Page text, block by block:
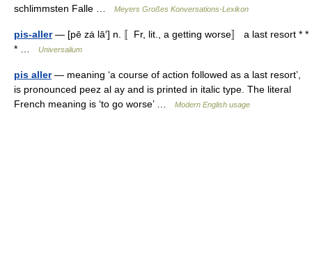
schlimmsten Falle …
Meyers Großes Konversations-Lexikon
pis-aller— [pē zȧ lā′] n. 〚Fr, lit., a getting worse〛 a last resort * *
* …
Universalium
pis aller— meaning ‘a course of action followed as a last resort’,
is pronounced peez al ay and is printed in italic type. The literal
French meaning is ‘to go worse’ …
Modern English usage